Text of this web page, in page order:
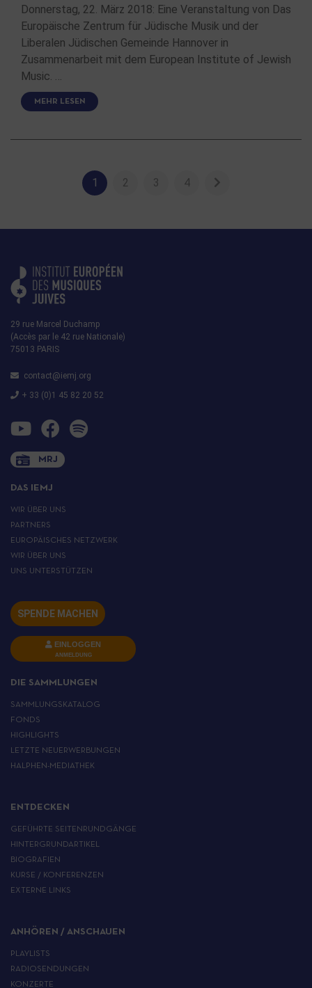
Donnerstag, 22. März 2018: Eine Veranstaltung von Das
Europäische Zentrum für Jüdische Musik und der
Liberalen Jüdischen Gemeinde Hannover in
Zusammenarbeit mit dem European Institute of Jewish
Music. …
MEHR LESEN
1 2 3 4
29 rue Marcel Duchamp
(Accès par le 42 rue Nationale)
75013 PARIS
contact@iemj.org
+ 33 (0)1 45 82 20 52
MRJ
DAS IEMJ
WIR ÜBER UNS
PARTNERS
EUROPÄISCHES NETZWERK
WIR ÜBER UNS
UNS UNTERSTÜTZEN
SPENDE MACHEN
EINLOGGEN
ANMELDUNG
DIE SAMMLUNGEN
SAMMLUNGSKATALOG
FONDS
HIGHLIGHTS
LETZTE NEUERWERBUNGEN
HALPHEN-MEDIATHEK
ENTDECKEN
GEFÜHRTE SEITENRUNDGÄNGE
HINTERGRUNDARTIKEL
BIOGRAFIEN
KURSE / KONFERENZEN
EXTERNE LINKS
ANHÖREN / ANSCHAUEN
PLAYLISTS
RADIOSENDUNGEN
KONZERTE